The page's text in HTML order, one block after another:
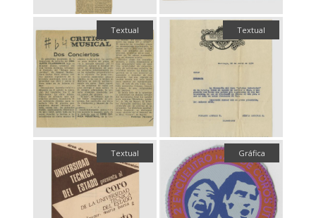
Textual Textual
Textual Gráfica